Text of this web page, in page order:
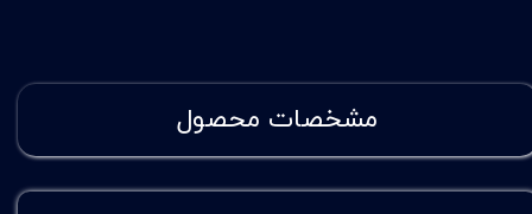
مشخصات محصول